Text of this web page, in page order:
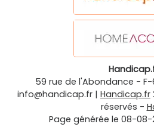
59 rue de l'Abondance -
info@handicap.fr | Handicap.fr
réservés -
Page générée le 08-08-